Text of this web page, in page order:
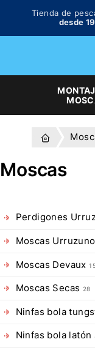
Tienda de
desde
Moscas
Perdigones
Moscas Urruzuno
Moscas Devaux
Moscas Secas 28
Ninfas bola
Ninfas bola latón